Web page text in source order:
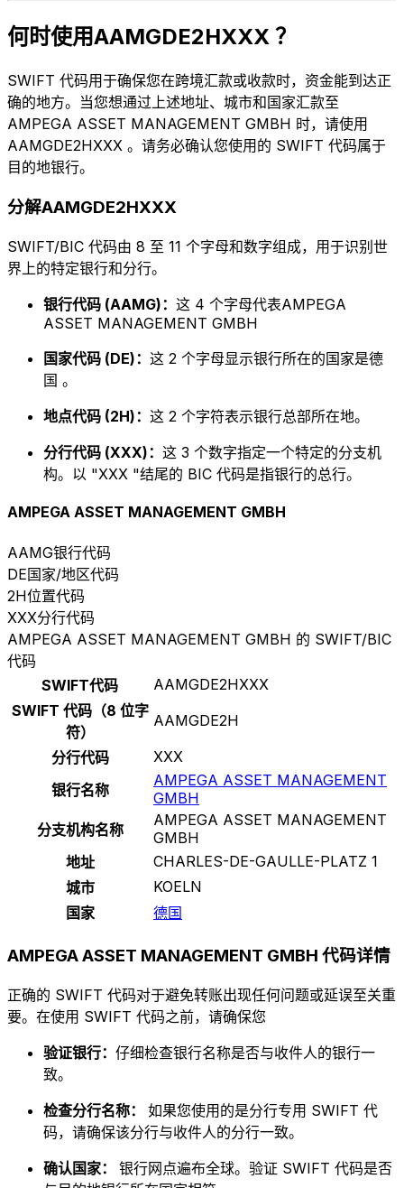
何时使用AAMGDE2HXXX ？
SWIFT 代码用于确保您在跨境汇款或收款时，资金能到达正
确的地方。当您想通过上述地址、城市和国家汇款至
AMPEGA ASSET MANAGEMENT GMBH 时，请使用
AAMGDE2HXXX 。请务必确认您使用的 SWIFT 代码属于
目的地银行。
分解AAMGDE2HXXX
SWIFT/BIC 代码由 8 至 11 个字母和数字组成，用于识别世
界上的特定银行和分行。
银行代码 (AAMG)： 这 4 个字母代表AMPEGA
ASSET MANAGEMENT GMBH
国家代码 (DE)： 这 2 个字母显示银行所在的国家是德
国 。
地点代码 (2H)： 这 2 个字符表示银行总部所在地。
分行代码 (XXX)： 这 3 个数字指定一个特定的分支机
构。以 "XXX "结尾的 BIC 代码是指银行的总行。
AMPEGA ASSET MANAGEMENT GMBH
AAMG银行代码
DE国家/地区代码
2H位置代码
XXX分行代码
AMPEGA ASSET MANAGEMENT GMBH 的 SWIFT/BIC
代码
SWIFT代码
AAMGDE2HXXX
SWIFT 代码（8 位字
符）
AAMGDE2H
分行代码
XXX
银行名称
AMPEGA ASSET MANAGEMENT
GMBH
分支机构名称
AMPEGA ASSET MANAGEMENT
GMBH
地址
CHARLES-DE-GAULLE-PLATZ 1
城市
KOELN
国家
德国
AMPEGA ASSET MANAGEMENT GMBH 代码详情
正确的 SWIFT 代码对于避免转账出现任何问题或延误至关重
要。在使用 SWIFT 代码之前，请确保您
验证银行： 仔细检查银行名称是否与收件人的银行一
致。
检查分行名称： 如果您使用的是分行专用 SWIFT 代
码，请确保该分行与收件人的分行一致。
确认国家： 银行网点遍布全球。验证 SWIFT 代码是否